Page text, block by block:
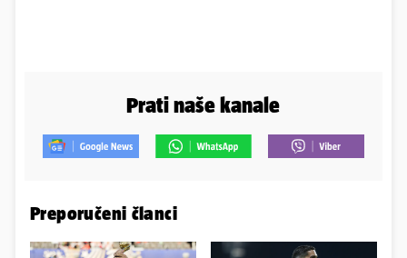
Prati naše kanale
Preporučeni članci